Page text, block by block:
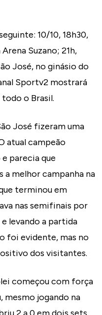
10/10, 18h30,
Suzano; 21h,
José, no ginásio do
Sportv2 mostrará
o Brasil.
José fizeram uma
atual campeão
parecia que
melhor campanha na
terminou em
nas semifinais por
levando a partida
foi evidente, mas no
dos visitantes.
começou com força
mesmo jogando na